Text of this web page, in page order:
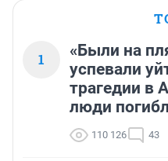
1
«Были на
успевали
трагедии в
люди
110 126 43